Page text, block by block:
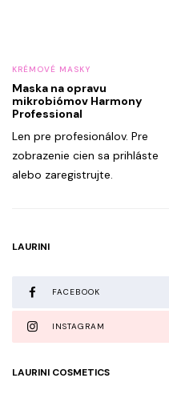
KRÉMOVÉ MASKY
Maska na opravu
mikrobiómov Harmony
Professional
Len pre profesionálov. Pre
zobrazenie cien sa prihláste
alebo zaregistrujte.
LAURINI
FACEBOOK
INSTAGRAM
LAURINI COSMETICS